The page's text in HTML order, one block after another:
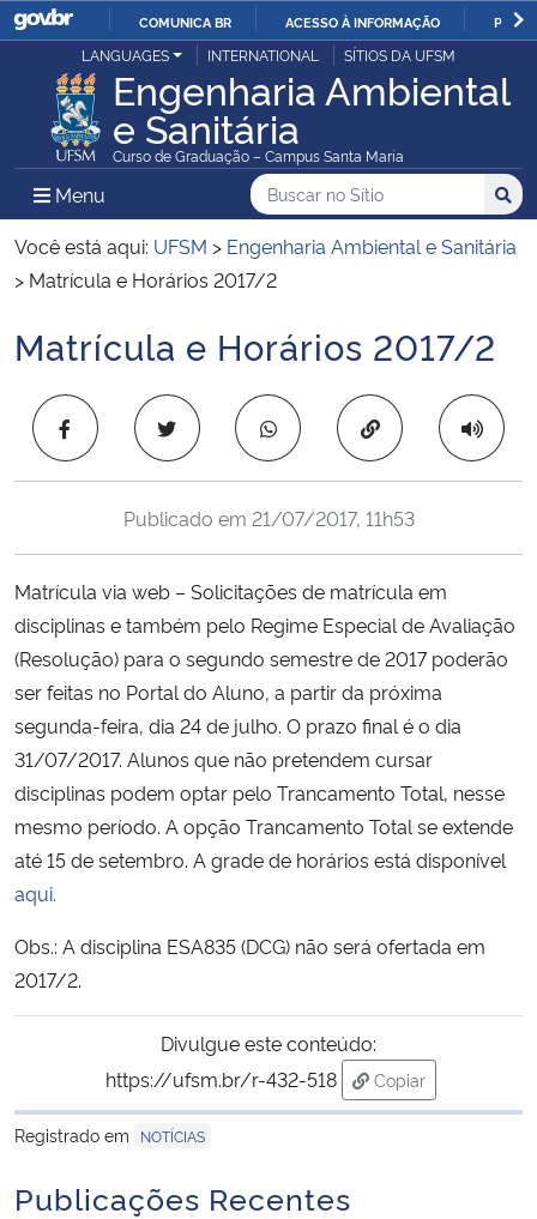
IR
PARA
O
CONTEÚDO
COMUNICA BR ACESSO À INFORMAÇÃO
Ministério da Justiça e Segurança Pública
Ministério da Defesa
Ministério das Relações Exteriores
Ministério da Infraestrutura
Ministério da Agricultura, Pecuária e Abastecimento
Ministério da Cidadania
Ministério da Saúde
Ministério de Minas e Energia
Ministério do Meio Ambiente
Ministério do Turismo
Ministério do Desenvolvimento Regional
Ministério da Mulher, da Família e dos Direitos Humanos
Secretaria-Geral
Secretaria de Governo
LANGUAGES INTERNATIONAL SÍTIOS DA UFSM
Engenharia Ambiental
e Sanitária
Curso de Graduação – Campus Santa Maria
Menu Menu Principal do Sítio
Busca
Buscar no no Sítio
Busca:
Você está aqui: UFSM > Engenharia Ambiental e Sanitária
> Matrícula e Horários 2017/2
Início do conteúdo
Matrícula e Horários 2017/2
Copiar para área
Publicado em 21/07/2017, 11h53
Matrícula via web – Solicitações de matrícula em
disciplinas e também pelo Regime Especial de Avaliação
(Resolução) para o segundo semestre de 2017 poderão
ser feitas no Portal do Aluno, a partir da próxima
segunda-feira, dia 24 de julho. O prazo final é o dia
31/07/2017. Alunos que não pretendem cursar
disciplinas podem optar pelo Trancamento Total, nesse
mesmo período. A opção Trancamento Total se extende
até 15 de setembro. A grade de horários está disponível
aqui.
Obs.: A disciplina ESA835 (DCG) não será ofertada em
2017/2.
Divulgue este conteúdo:
https://ufsm.br/r-432-518
Copiar
para área de
Registrado em
NOTÍCIAS
Publicações Recentes